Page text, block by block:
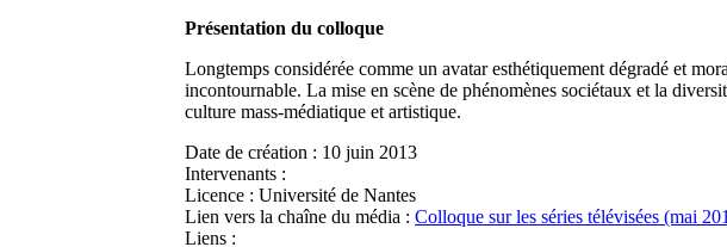
Présentation du colloque
Longtemps considérée comme un avatar esthétiquement dégradé et
incontournable. La mise en scène de phénomènes sociétaux et la
culture mass-médiatique et artistique.
Date de création : 10 juin 2013
Intervenants :
Licence : Université de Nantes
Lien vers la chaîne du média : Colloque sur les séries télévisées (mai
Liens :